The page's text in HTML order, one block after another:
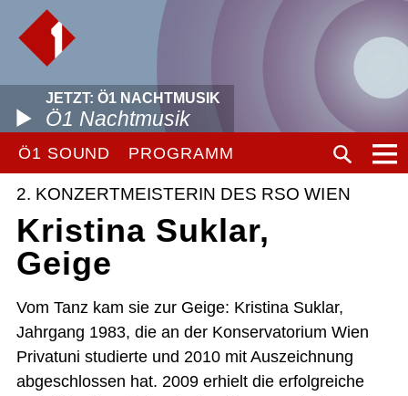
JETZT: Ö1 NACHTMUSIK
Ö1 Nachtmusik
Ö1 SOUND PROGRAMM
2. KONZERTMEISTERIN DES RSO WIEN
Kristina Suklar,
Geige
Vom Tanz kam sie zur Geige: Kristina Suklar,
Jahrgang 1983, die an der Konservatorium Wien
Privatuni studierte und 2010 mit Auszeichnung
abgeschlossen hat. 2009 erhielt die erfolgreiche